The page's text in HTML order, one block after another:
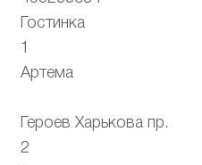
Гостинка
1
Артема
Героев Харькова пр.
2